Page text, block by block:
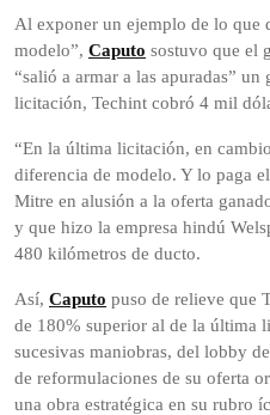
Al exponer un ejemplo de lo que
modelo”, Caputo sostuvo que el
“salió a armar a las apuradas” un
licitación, Techint cobró 4 mil
“En la última licitación, en
diferencia de modelo. Y lo paga
Mitre en alusión a la oferta
y que hizo la empresa hindú
480 kilómetros de ducto.
Así, Caputo puso de relieve que
de 180% superior al de la última
sucesivas maniobras, del lobby
de reformulaciones de su oferta
una obra estratégica en su rubro